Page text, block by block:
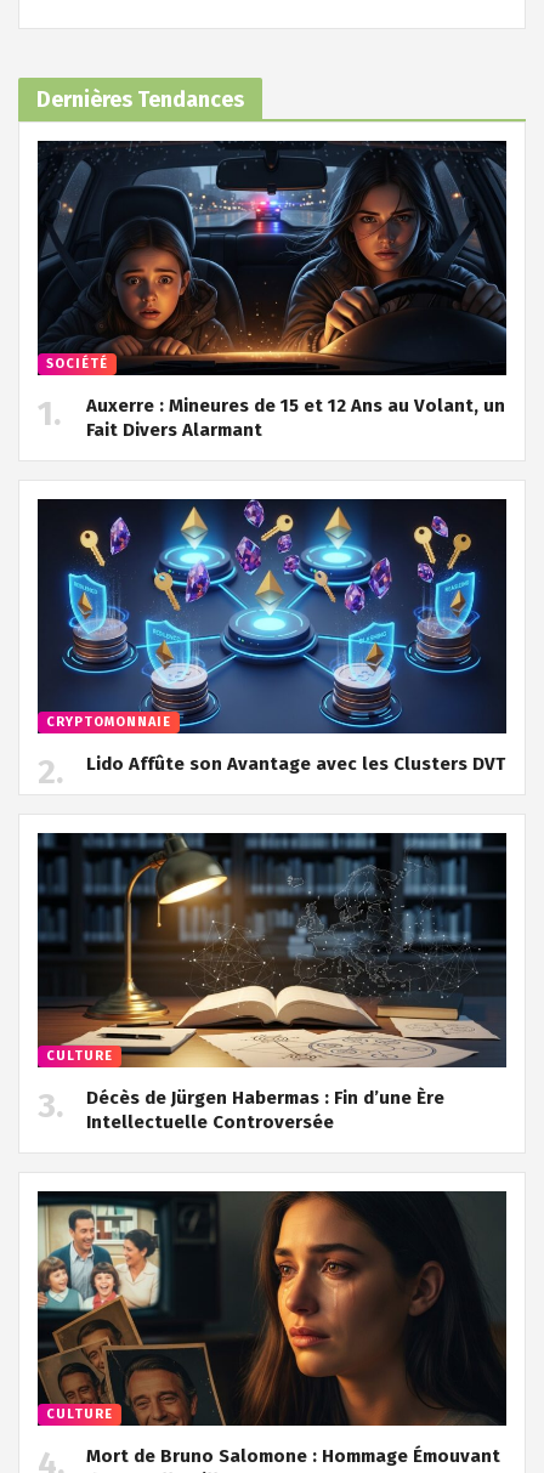
Dernières Tendances
SOCIÉTÉ
Auxerre : Mineures de 15 et 12 Ans au Volant, un
Fait Divers Alarmant
CRYPTOMONNAIE
Lido Affûte son Avantage avec les Clusters DVT
CULTURE
Décès de Jürgen Habermas : Fin d’une Ère
Intellectuelle Controversée
CULTURE
Mort de Bruno Salomone : Hommage Émouvant